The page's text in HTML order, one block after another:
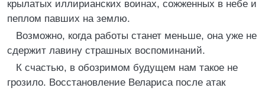
крылатых иллирианских воинах, сожженных в небе и
пеплом павших на землю.
Возможно, когда работы станет меньше, она уже не
сдержит лавину страшных воспоминаний.
К счастью, в обозримом будущем нам такое не
грозило. Восстановление Велариса после атак